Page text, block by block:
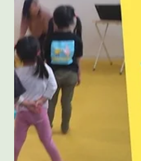
こんにちは！ 札幌市北区新琴似の児
イサービス カラメルです！ この日
めての川下公園♬ 外はかなり暑く、
「リラックスプラザ」という屋内公
工芝。ジャングルジムやすべり台が